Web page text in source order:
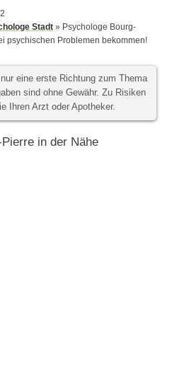
Stadt » Psychologe Bourg-
psychischen Problemen bekommen!
eine erste Richtung zum Thema
sind ohne Gewähr. Zu Risiken
Ihren Arzt oder Apotheker.
in der Nähe